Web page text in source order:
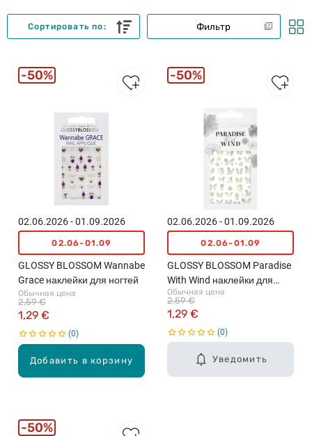
Фильтр
Сортировать по:
Добавить в корзину
02.06.2026 - 01.09.2026
02.06-01.09
GLOSSY BLOSSOM Wannabe
Grace наклейки для ногтей
Обычная цена
1,29 €
2,59 €
0
50%
Уведомить
02.06.2026 - 01.09.2026
02.06-01.09
GLOSSY BLOSSOM Paradise
With Wind наклейки для
ногтей
Обычная цена
1,29 €
2,59 €
0
50%
50%